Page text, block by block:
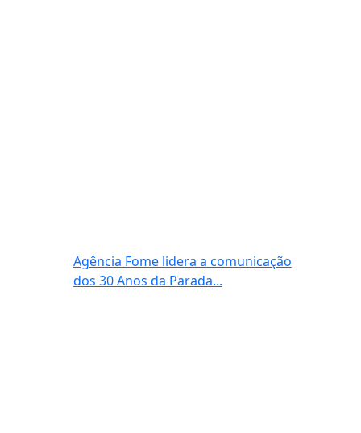
Agência Fome lidera a comunicação
dos 30 Anos da Parada...